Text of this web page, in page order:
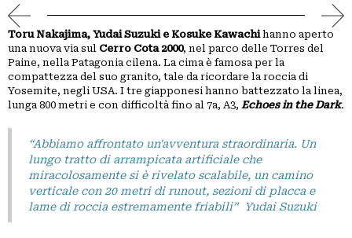
PICCOLI
ANNUNCI
Toru Nakajima, Yudai Suzuki e Kosuke Kawachihanno aperto
una nuova via sul Cerro Cota 2000, nel parco delle Torres del
Paine, nella Patagonia cilena. La cima è famosa per la
compattezza del suo granito, tale da ricordare la roccia di
Yosemite, negli USA. I tre giapponesi hanno battezzato la linea,
lunga 800 metri e con difficoltà fino al 7a, A3, Echoes in the Dark.
“Abbiamo affrontato un'avventura straordinaria. Un
lungo tratto di arrampicata artificiale che
miracolosamente si è rivelato scalabile, un camino
verticale con 20 metri di runout, sezioni di placca e
lame di roccia estremamente friabili” Yudai Suzuki